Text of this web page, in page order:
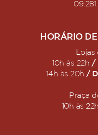
HORÁRIO
Lojas
10h às 22h /
14h às 20h /
Praça
10h às 22h